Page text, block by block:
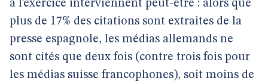
à l’exercice interviennent peut-être : alors que
plus de 17% des citations sont extraites de la
presse espagnole, les médias allemands ne
sont cités que deux fois (contre trois fois pour
les médias suisse francophones), soit moins de